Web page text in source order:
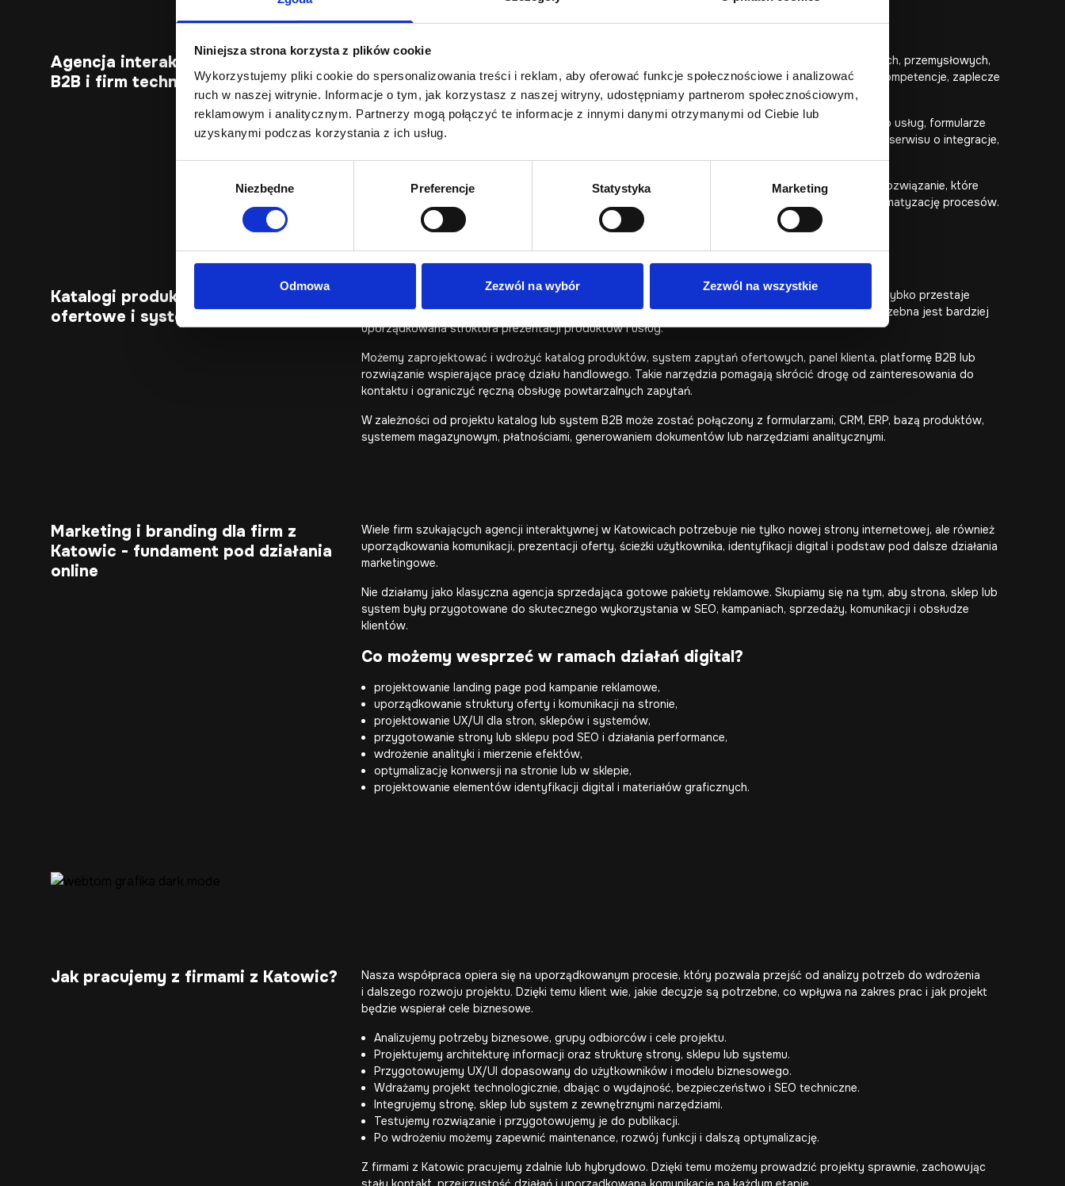
Niniejsza strona korzysta z plików cookie
Wykorzystujemy pliki cookie do spersonalizowania treści i reklam, aby oferować funkcje społecznościowe i analizować
ruch w naszej witrynie. Informacje o tym, jak korzystasz z naszej witryny, udostępniamy partnerom społecznościowym,
reklamowym i analitycznym. Partnerzy mogą połączyć te informacje z innymi danymi otrzymanymi od Ciebie lub
uzyskanymi podczas korzystania z ich usług.
Niezbędne Preferencje Statystyka Marketing
Odmowa Zezwól na wybór Zezwól na wszystkie
Agencja interaktywna dla przemysłu,
B2B i firm technicznych z Katowic
Katowice i region śląski to rynek, na którym wiele firm działa w branżach technicznych, produkcyjnych, przemysłowych,
logistycznych i B2B. W takich projektach strona internetowa powinna jasno prezentować ofertę, kompetencje, zaplecze
technologiczne, produkty, dane techniczne, certyfikaty, realizacje i możliwości współpracy.
Dla firm technicznych szczególnie ważne są: logiczna architektura informacji, katalog produktów lub usług, formularze
zapytań, prezentacja branż, segmentów klientów, case studies oraz możliwość dalszej rozbudowy serwisu o integracje,
Dzięki połączeniu UX, technologii i doświadczenia w projektach webowych możemy przygotować rozwiązanie, które
wspiera nie tylko wizerunek, ale również sprzedaż B2B, obsługę zapytań, pracę handlowców i automatyzację procesów.
Katalogi produktów, zapytania
ofertowe i systemy B2B
W wielu firmach przemysłowych, produkcyjnych i dystrybucyjnych klasyczna strona internetowa szybko przestaje
wystarczać. Gdy oferta obejmuje wiele kategorii, parametrów, wariantów lub grup odbiorców, potrzebna jest bardziej
uporządkowana struktura prezentacji produktów i usług.
Możemy zaprojektować i wdrożyć katalog produktów, system zapytań ofertowych, panel klienta, platformę B2B lub
rozwiązanie wspierające pracę działu handlowego. Takie narzędzia pomagają skrócić drogę od zainteresowania do
kontaktu i ograniczyć ręczną obsługę powtarzalnych zapytań.
W zależności od projektu katalog lub system B2B może zostać połączony z formularzami, CRM, ERP, bazą produktów,
systemem magazynowym, płatnościami, generowaniem dokumentów lub narzędziami analitycznymi.
Marketing i branding dla firm z
Katowic - fundament pod działania
online
Wiele firm szukających agencji interaktywnej w Katowicach potrzebuje nie tylko nowej strony internetowej, ale również
uporządkowania komunikacji, prezentacji oferty, ścieżki użytkownika, identyfikacji digital i podstaw pod dalsze działania
marketingowe.
Nie działamy jako klasyczna agencja sprzedająca gotowe pakiety reklamowe. Skupiamy się na tym, aby strona, sklep lub
system były przygotowane do skutecznego wykorzystania w SEO, kampaniach, sprzedaży, komunikacji i obsłudze
klientów.
Co możemy wesprzeć w ramach działań digital?
projektowanie landing page pod kampanie reklamowe,
uporządkowanie struktury oferty i komunikacji na stronie,
projektowanie UX/UI dla stron, sklepów i systemów,
przygotowanie strony lub sklepu pod SEO i działania performance,
wdrożenie analityki i mierzenie efektów,
optymalizację konwersji na stronie lub w sklepie,
projektowanie elementów identyfikacji digital i materiałów graficznych.
Jak pracujemy z firmami z Katowic?
Nasza współpraca opiera się na uporządkowanym procesie, który pozwala przejść od analizy potrzeb do wdrożenia
i dalszego rozwoju projektu. Dzięki temu klient wie, jakie decyzje są potrzebne, co wpływa na zakres prac i jak projekt
będzie wspierał cele biznesowe.
Analizujemy potrzeby biznesowe, grupy odbiorców i cele projektu.
Projektujemy architekturę informacji oraz strukturę strony, sklepu lub systemu.
Przygotowujemy UX/UI dopasowany do użytkowników i modelu biznesowego.
Wdrażamy projekt technologicznie, dbając o wydajność, bezpieczeństwo i SEO techniczne.
Integrujemy stronę, sklep lub system z zewnętrznymi narzędziami.
Testujemy rozwiązanie i przygotowujemy je do publikacji.
Po wdrożeniu możemy zapewnić maintenance, rozwój funkcji i dalszą optymalizację.
Z firmami z Katowic pracujemy zdalnie lub hybrydowo. Dzięki temu możemy prowadzić projekty sprawnie, zachowując